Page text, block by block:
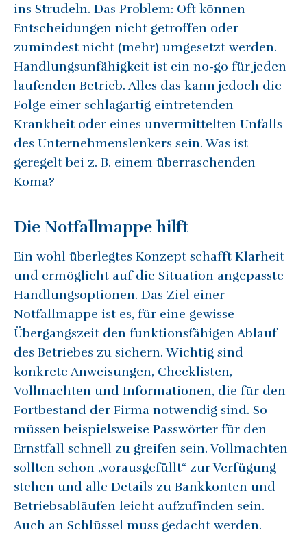
ins Strudeln. Das Problem: Oft können
Entscheidungen nicht getroffen oder
zumindest nicht (mehr) umgesetzt werden.
Handlungsunfähigkeit ist ein no-go für jeden
laufenden Betrieb. Alles das kann jedoch die
Folge einer schlagartig eintretenden
Krankheit oder eines unvermittelten Unfalls
des Unternehmenslenkers sein. Was ist
geregelt bei z. B. einem überraschenden
Koma?
Die Notfallmappe hilft
Ein wohl überlegtes Konzept schafft Klarheit
und ermöglicht auf die Situation angepasste
Handlungsoptionen. Das Ziel einer
Notfallmappe ist es, für eine gewisse
Übergangszeit den funktionsfähigen Ablauf
des Betriebes zu sichern. Wichtig sind
konkrete Anweisungen, Checklisten,
Vollmachten und Informationen, die für den
Fortbestand der Firma notwendig sind. So
müssen beispielsweise Passwörter für den
Ernstfall schnell zu greifen sein. Vollmachten
sollten schon „vorausgefüllt“ zur Verfügung
stehen und alle Details zu Bankkonten und
Betriebsabläufen leicht aufzufinden sein.
Auch an Schlüssel muss gedacht werden.